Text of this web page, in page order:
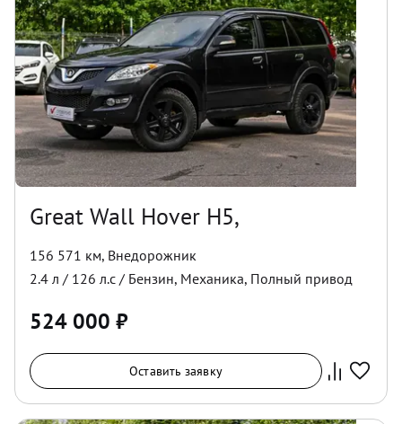
Great Wall Hover H5,
156 571 км, Внедорожник
2.4 л / 126 л.с / Бензин, Механика, Полный привод
524 000 ₽
Оставить заявку